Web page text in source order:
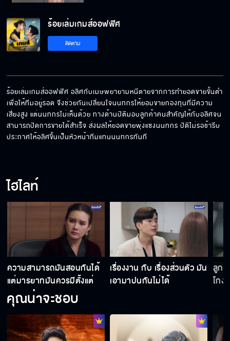
อาจจะมีศักยภาพมากกว่าผู้ใหญ่บางคน
มันท้าทายดี ได้แข่งขันกับตัวเอง
ความน่าเชื่อถือมันใช้เวลาในการสร้าง
ที่นี่มีแต่คนแปลก ๆ ความคิดประหลาด
ร้อยเล่มเกมส์ออฟฟิศ
ติดตาม
ร้อยเล่มเกมส์ออฟฟิศ อลิศกับเมษพยายามหนีตายจากการทำยอดขายขั้นต่ำ
เพื่อให้ทีมอยู่รอด จึงช่วยกันเปลี่ยนใจนนทกรให้ยอมขายกองทุนที่มีความ
เสี่ยงสูง แต่นนทกรไม่เห็นด้วย ทางด้านปิติมอบลูกค้าคนสำคัญให้กับอลิศจน
สามารถปิดการขายได้สำเร็จ ส่งผลให้ยอดขายพุ่งแซงนนทกร ปิติไม่รอช้ารีบ
ประกาศให้อลิศขึ้นเป็นหัวหน้าทีมแทนนนทกรทันที
ไฮไลท์
ความสามารถมันสอนกันได้
แต่มารยาทมันควรมีตั้งแต่
เกิด
เรื่องงาน กับ เรื่องส่วนตัว มัน
เอามาปนกันไม่ได้
ลูก
โกง
คุณน่าจะชอบ